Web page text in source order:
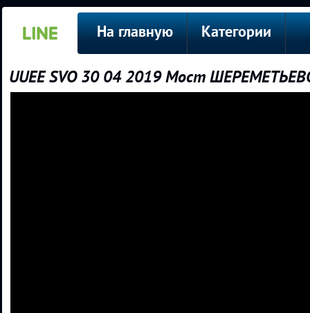
На главную Категории
UUEE SVO 30 04 2019 Мост